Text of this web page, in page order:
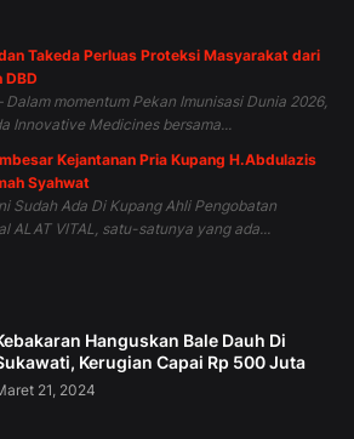
Takeda Perluas Proteksi Masyarakat dari
DBD
Dalam momentum Pekan Imunisasi Dunia 2026,
Innovative Medicines bersama...
Kejantanan Pria Kupang H.Abdulazis
Syahwat
Sudah Ada Di Kupang Ahli Pengobatan
ALAT VITAL, satu-satunya yang ada...
Hanguskan Bale Dauh Di
Kerugian Capai Rp 500 Juta
21, 2024